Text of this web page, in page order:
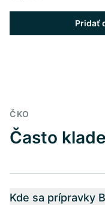
Pridať
ČKO
Často
Kde sa prípravky